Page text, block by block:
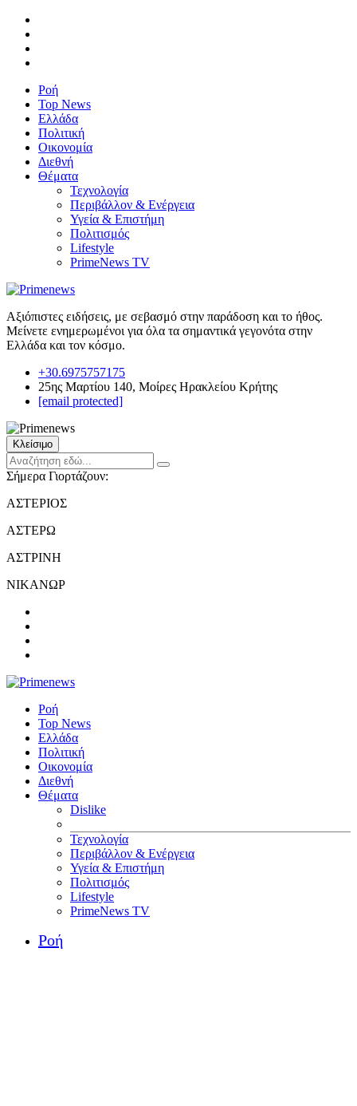
Ροή
Top News
Ελλάδα
Πολιτική
Οικονομία
Διεθνή
Θέματα
Τεχνολογία
Περιβάλλον & Ενέργεια
Υγεία & Επιστήμη
Πολιτισμός
Lifestyle
PrimeNews TV
Αξιόπιστες ειδήσεις, με σεβασμό στην παράδοση και το ήθος.
Μείνετε ενημερωμένοι για όλα τα σημαντικά γεγονότα στην
Ελλάδα και τον κόσμο.
+30.6975757175
25ης Μαρτίου 140, Μοίρες Ηρακλείου Κρήτης
[email protected]
Κλείσιμο
Σήμερα Γιορτάζουν:
ΑΣΤΕΡΙΟΣ
ΑΣΤΕΡΩ
ΑΣΤΡΙΝΗ
ΝΙΚΑΝΩΡ
Ροή
Top News
Ελλάδα
Πολιτική
Οικονομία
Διεθνή
Θέματα
Dislike
Τεχνολογία
Περιβάλλον & Ενέργεια
Υγεία & Επιστήμη
Πολιτισμός
Lifestyle
PrimeNews TV
Ροή